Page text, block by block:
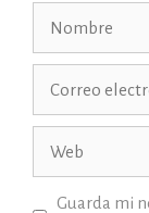
Guarda mi